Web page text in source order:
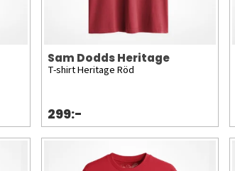
Sam Dodds Heritage
T-shirt Heritage Röd
299:-